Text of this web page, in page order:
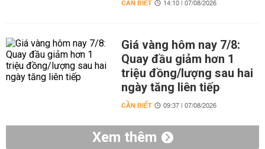
CẦN BIẾT 14:10 | 07/08/2026
Giá vàng hôm nay 7/8:
Quay đầu giảm hơn 1
triệu đồng/lượng sau hai
ngày tăng liên tiếp
CẦN BIẾT 09:37 | 07/08/2026
Xem thêm